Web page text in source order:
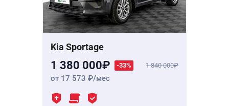
Kia Sportage
1 380 000 -33% 1 840 000
от 17 573 /мес